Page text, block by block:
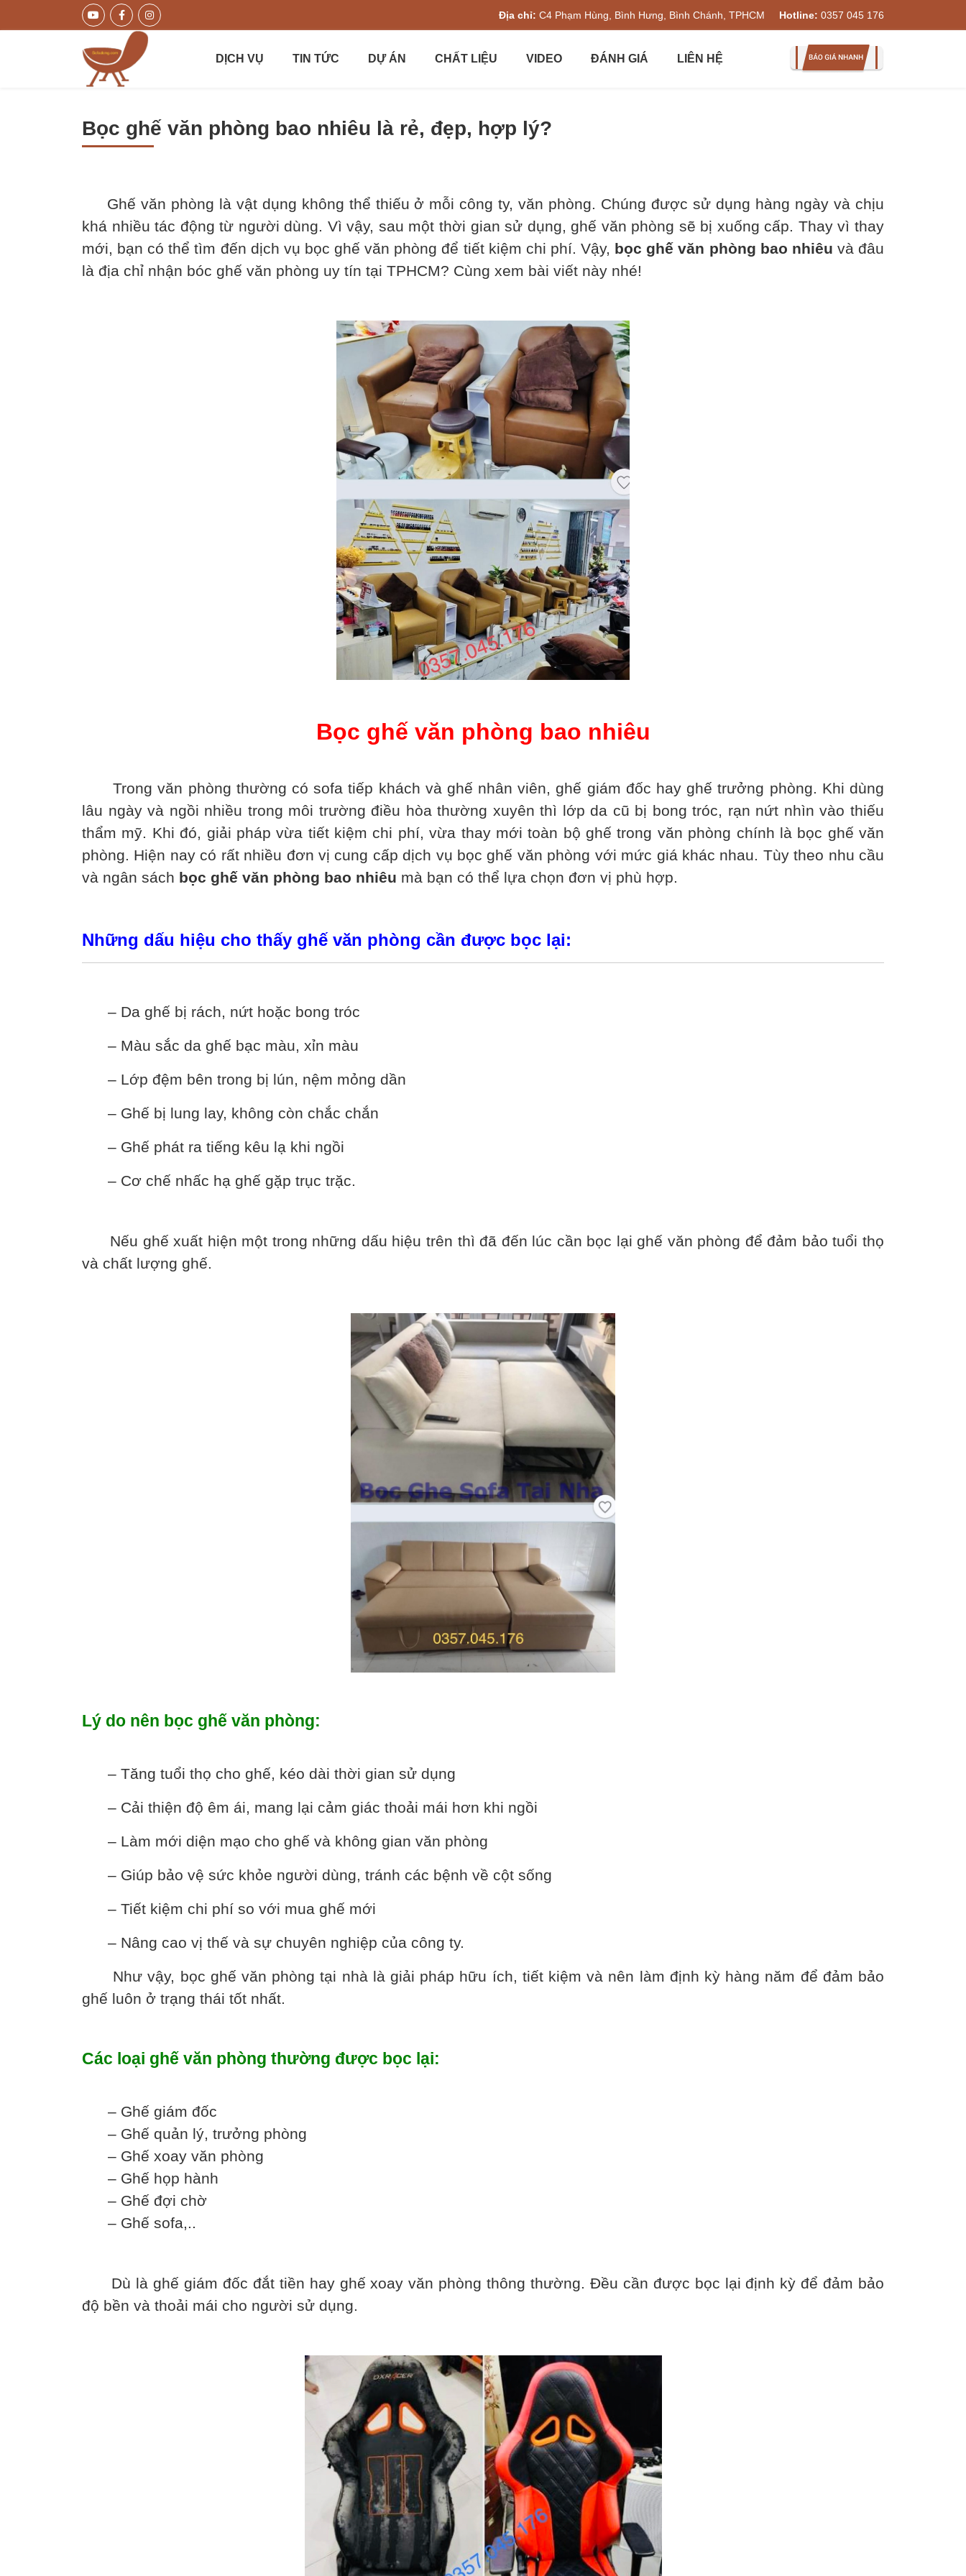
Địa chỉ: C4 Phạm Hùng, Bình Hưng, Bình Chánh, TPHCM Hotline: 0357 045 176
DỊCH VỤ TIN TỨC DỰ ÁN CHẤT LIỆU VIDEO ĐÁNH GIÁ LIÊN HỆ
Bọc ghế văn phòng bao nhiêu là rẻ, đẹp, hợp lý?
Ghế văn phòng là vật dụng không thể thiếu ở mỗi công ty, văn phòng. Chúng được sử dụng hàng ngày và chịu
khá nhiều tác động từ người dùng. Vì vậy, sau một thời gian sử dụng, ghế văn phòng sẽ bị xuống cấp. Thay vì thay
mới, bạn có thể tìm đến dịch vụ bọc ghế văn phòng để tiết kiệm chi phí. Vậy, bọc ghế văn phòng bao nhiêu và đâu
là địa chỉ nhận bóc ghế văn phòng uy tín tại TPHCM? Cùng xem bài viết này nhé!
Bọc ghế văn phòng bao nhiêu
Trong văn phòng thường có sofa tiếp khách và ghế nhân viên, ghế giám đốc hay ghế trưởng phòng. Khi dùng
lâu ngày và ngồi nhiều trong môi trường điều hòa thường xuyên thì lớp da cũ bị bong tróc, rạn nứt nhìn vào thiếu
thẩm mỹ. Khi đó, giải pháp vừa tiết kiệm chi phí, vừa thay mới toàn bộ ghế trong văn phòng chính là bọc ghế văn
phòng. Hiện nay có rất nhiều đơn vị cung cấp dịch vụ bọc ghế văn phòng với mức giá khác nhau. Tùy theo nhu cầu
và ngân sách bọc ghế văn phòng bao nhiêu mà bạn có thể lựa chọn đơn vị phù hợp.
Những dấu hiệu cho thấy ghế văn phòng cần được bọc lại:
– Da ghế bị rách, nứt hoặc bong tróc
– Màu sắc da ghế bạc màu, xỉn màu
– Lớp đệm bên trong bị lún, nệm mỏng dần
– Ghế bị lung lay, không còn chắc chắn
– Ghế phát ra tiếng kêu lạ khi ngồi
– Cơ chế nhấc hạ ghế gặp trục trặc.
Nếu ghế xuất hiện một trong những dấu hiệu trên thì đã đến lúc cần bọc lại ghế văn phòng để đảm bảo tuổi thọ
và chất lượng ghế.
Lý do nên bọc ghế văn phòng:
– Tăng tuổi thọ cho ghế, kéo dài thời gian sử dụng
– Cải thiện độ êm ái, mang lại cảm giác thoải mái hơn khi ngồi
– Làm mới diện mạo cho ghế và không gian văn phòng
– Giúp bảo vệ sức khỏe người dùng, tránh các bệnh về cột sống
– Tiết kiệm chi phí so với mua ghế mới
– Nâng cao vị thế và sự chuyên nghiệp của công ty.
Như vậy, bọc ghế văn phòng tại nhà là giải pháp hữu ích, tiết kiệm và nên làm định kỳ hàng năm để đảm bảo
ghế luôn ở trạng thái tốt nhất.
Các loại ghế văn phòng thường được bọc lại:
– Ghế giám đốc
– Ghế quản lý, trưởng phòng
– Ghế xoay văn phòng
– Ghế họp hành
– Ghế đợi chờ
– Ghế sofa,..
Dù là ghế giám đốc đắt tiền hay ghế xoay văn phòng thông thường. Đều cần được bọc lại định kỳ để đảm bảo
độ bền và thoải mái cho người sử dụng.